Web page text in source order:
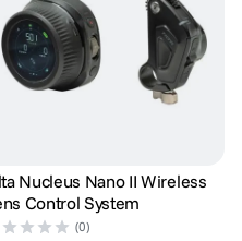
Nucleus Nano II Wireless
Control System
(0)